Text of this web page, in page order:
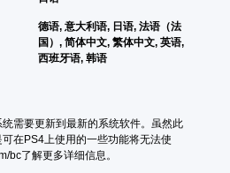
德语, 意大利语, 日语, 法语（法
国）, 简体中文, 繁体中文, 英语,
西班牙语, 韩语
需要更新到最新的系统软件。虽然此
在PS4上使用的一些功能将无法使
bc了解更多详细信息。